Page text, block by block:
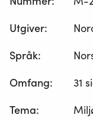
Utgiver:
Språk:
Omfang:
31
Tema: